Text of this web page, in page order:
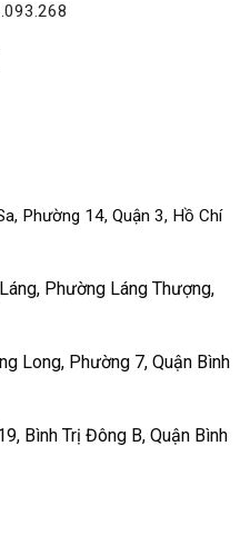
Phường 14, Quận 3, Hồ Chí
Phường Láng Thượng,
Long, Phường 7, Quận Bình
Bình Trị Đông B, Quận Bình